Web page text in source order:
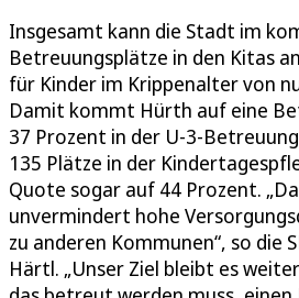
Insgesamt kann die Stadt im
Betreuungsplätze in den Kitas
für Kinder im Krippenalter von
Damit kommt Hürth auf eine
37 Prozent in der U-3-
135 Plätze in der
Quote sogar auf 44 Prozent.
unvermindert hohe
zu anderen Kommunen“, so die
Härtl. „Unser Ziel bleibt es